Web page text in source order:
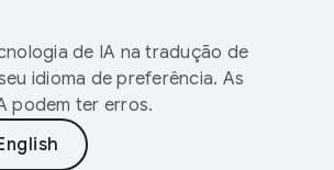
de IA na tradução de
idioma de preferência. As
podem ter erros.